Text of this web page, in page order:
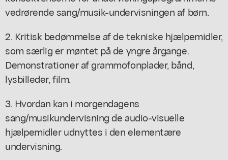
vedrørende sang/musik-undervisningen af børn.
2. Kritisk bedømmelse af de tekniske hjælpemidler,
som særlig er møntet på de yngre årgange.
Demonstrationer af grammofonplader, bånd,
lysbilleder, film.
3. Hvordan kan i morgendagens
sang/musikundervisning de audio-visuelle
hjælpemidler udnyttes i den elementære
undervisning.